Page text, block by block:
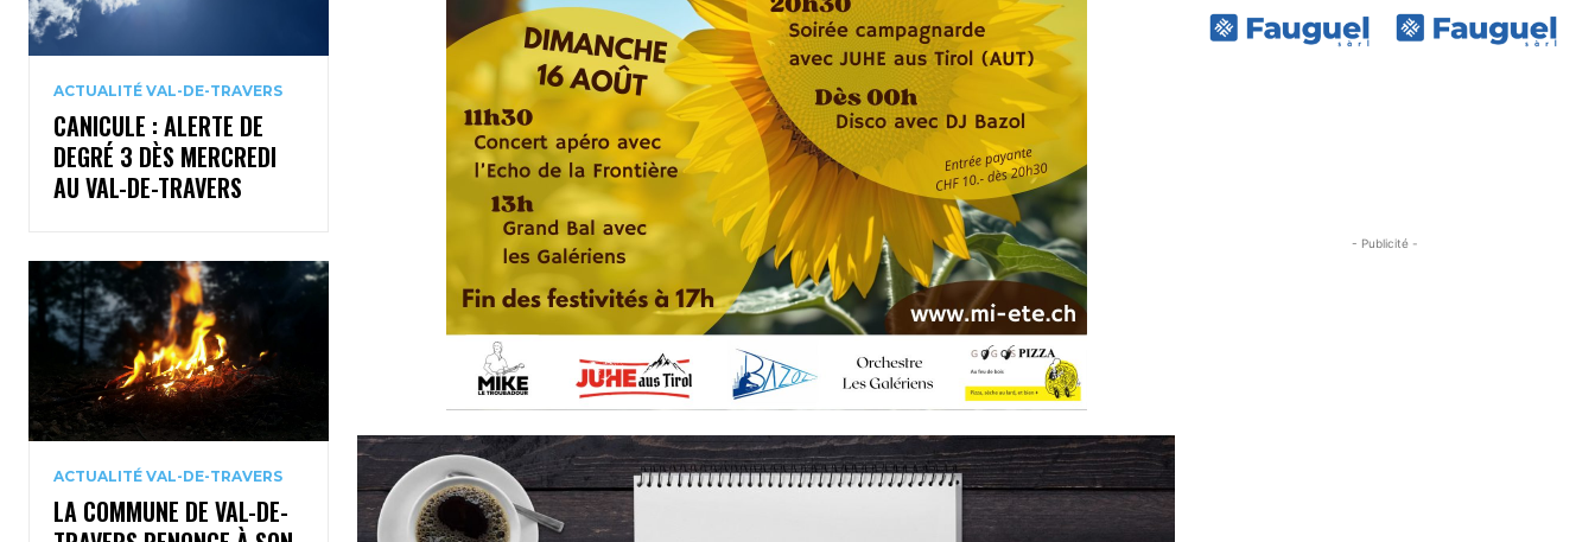
ACTUALITÉ VAL-DE-TRAVERS
CANICULE : ALERTE DE
DEGRÉ 3 DÈS MERCREDI
AU VAL-DE-TRAVERS
ACTUALITÉ VAL-DE-TRAVERS
LA COMMUNE DE VAL-DE-
- Publicité -